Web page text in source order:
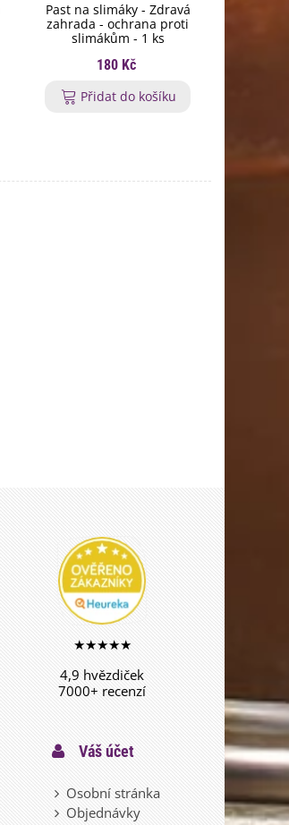
Past na slimáky - Zdravá
zahrada - ochrana proti
slimákům - 1 ks
180 Kč
Přidat do košíku
★★★★★
4,9 hvězdiček
7000+ recenzí
Váš účet
Osobní stránka
Objednávky